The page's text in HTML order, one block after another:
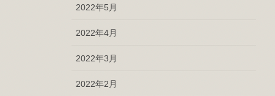
2022年5月
2022年4月
2022年3月
2022年2月